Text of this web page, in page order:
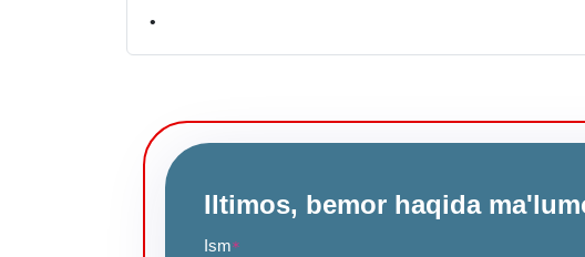
•
Iltimos, bemor haqida
Ism*